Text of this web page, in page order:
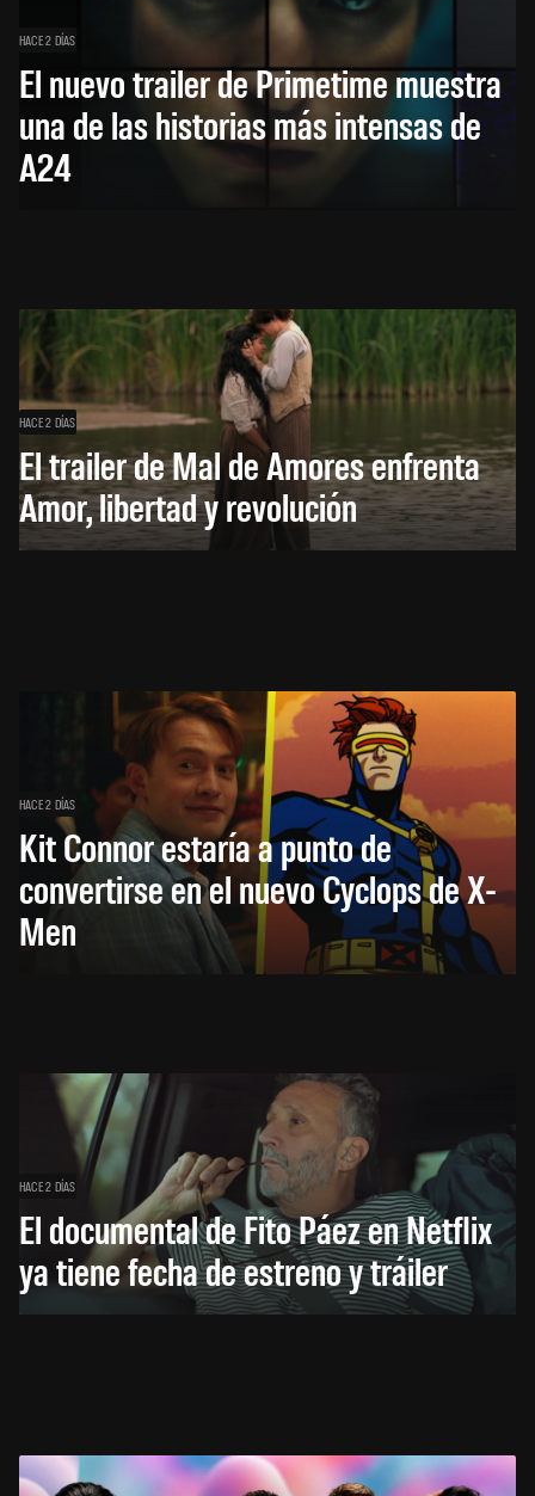
HACE 2 DÍAS
El nuevo trailer de Primetime muestra
una de las historias más intensas de
A24
HACE 2 DÍAS
El trailer de Mal de Amores enfrenta
Amor, libertad y revolución
HACE 2 DÍAS
Kit Connor estaría a punto de
convertirse en el nuevo Cyclops de X-
Men
HACE 2 DÍAS
El documental de Fito Páez en Netflix
ya tiene fecha de estreno y tráiler